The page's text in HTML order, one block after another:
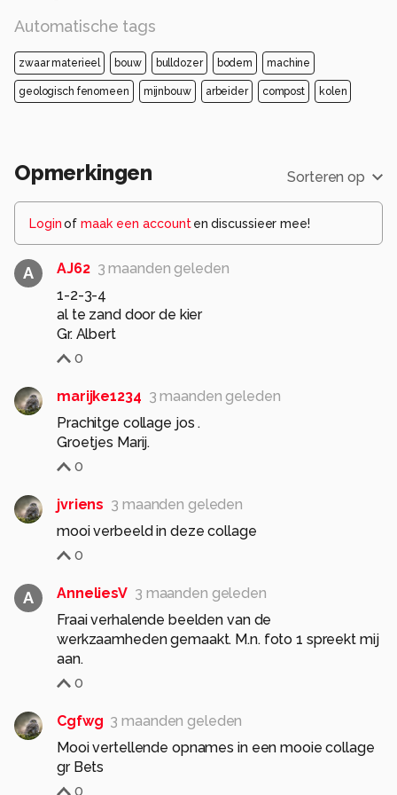
Groeten Jos Dries
Alle rechten voorbehouden
Automatische tags
zwaar materieel bouw bulldozer bodem machine
geologisch fenomeen mijnbouw arbeider compost kolen
Opmerkingen Sorteren op
Loginof maak een account en discussieer mee!
A AJ62 3 maanden geleden
1-2-3-4
al te zand door de kier
Gr. Albert
0
marijke1234 3 maanden geleden
Prachitge collage jos .
Groetjes Marij.
0
jvriens 3 maanden geleden
mooi verbeeld in deze collage
0
A AnneliesV 3 maanden geleden
Fraai verhalende beelden van de
werkzaamheden gemaakt. M.n. foto 1 spreekt mij
aan.
0
Cgfwg 3 maanden geleden
Mooi vertellende opnames in een mooie collage
gr Bets
0